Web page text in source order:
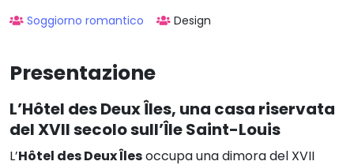
Soggiorno romantico Design
Presentazione
L’Hôtel des Deux Îles, una casa riservata
del XVII secolo sull’Île Saint-Louis
L’Hôtel des Deux Îlesoccupa una dimora del XVII